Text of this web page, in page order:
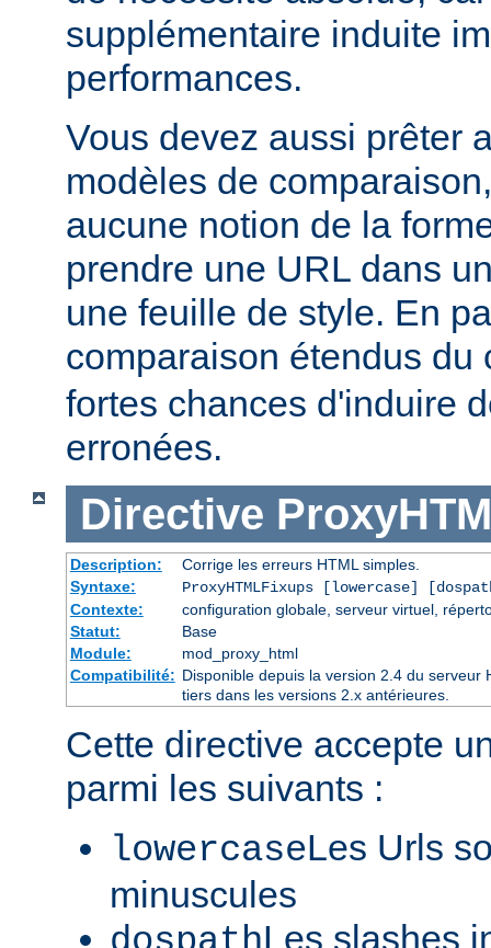
supplémentaire induite
performances.
Vous devez aussi prêter
modèles de
aucune notion de la
prendre une URL dans
une feuille de style. En
comparaison étendus
fortes chances d'induire
erronées.
Directive
Description:
Corrige les erreurs HTML simples.
Syntaxe:
ProxyHTMLFixups [lowercase]
Contexte:
configuration globale, serveur virtuel,
Statut:
Base
Module:
mod_proxy_html
Compatibilité: Disponible depuis la version 2.4 du serveur
tiers dans les versions 2.x antérieures.
Cette directive accepte
parmi les suivants :
lowercaseLes Urls
minuscules
Les slashes